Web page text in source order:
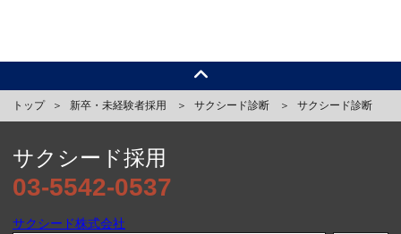
トップ 新卒・未経験者採用 サクシード診断 サクシード診断
サクシード採用
03-5542-0537
サクシード株式会社